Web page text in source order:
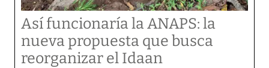
Así funcionaría la ANAPS: la
nueva propuesta que busca
reorganizar el Idaan